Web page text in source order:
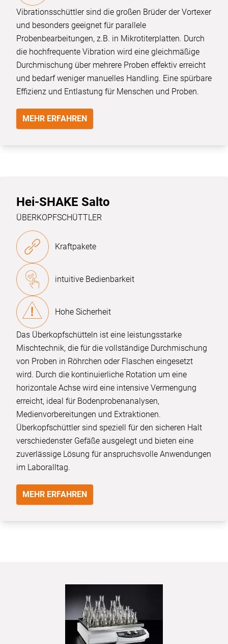
Vibrationsschüttler sind die großen Brüder der Vortexer
und besonders geeignet für parallele
Probenbearbeitungen, z.B. in Mikrotiterplatten. Durch
die hochfrequente Vibration wird eine gleichmäßige
Durchmischung über mehrere Proben effektiv erreicht
und bedarf weniger manuelles Handling. Eine spürbare
Effizienz und Entlastung für Menschen und Proben.
MEHR ERFAHREN
Hei-SHAKE Salto
ÜBERKOPFSCHÜTTLER
Kraftpakete
intuitive Bedienbarkeit
Hohe Sicherheit
Das Überkopfschütteln ist eine leistungsstarke
Mischtechnik, die für die vollständige Durchmischung
von Proben in Röhrchen oder Flaschen eingesetzt
wird. Durch die kontinuierliche Rotation um eine
horizontale Achse wird eine intensive Vermengung
erreicht, ideal für Bodenprobenanalysen,
Medienvorbereitungen und Extraktionen.
Überkopfschüttler sind speziell für den sicheren Halt
verschiedenster Gefäße ausgelegt und bieten eine
zuverlässige Lösung für anspruchsvolle Anwendungen
im Laboralltag.
MEHR ERFAHREN